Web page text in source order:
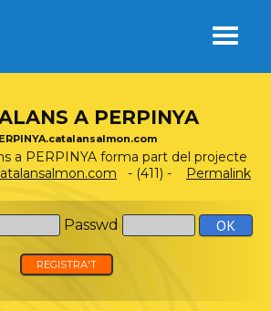
A PERPINYA
a PERPINYA forma part del projecte
- (411) -
Permalink
Passwd
REGISTRA'T